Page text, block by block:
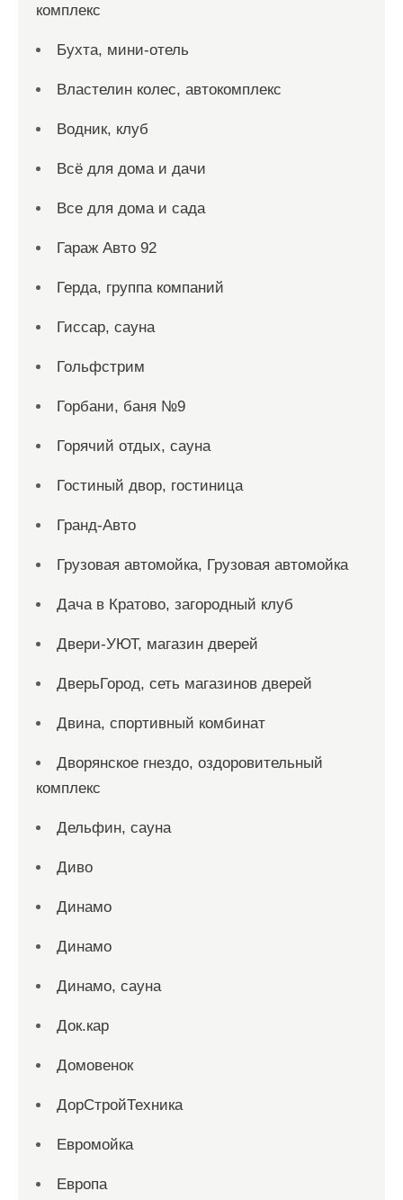
комплекс
Бухта, мини-отель
Властелин колес, автокомплекс
Водник, клуб
Всё для дома и дачи
Все для дома и сада
Гараж Авто 92
Герда, группа компаний
Гиссар, сауна
Гольфстрим
Горбани, баня №9
Горячий отдых, сауна
Гостиный двор, гостиница
Гранд-Авто
Грузовая автомойка, Грузовая автомойка
Дача в Кратово, загородный клуб
Двери-УЮТ, магазин дверей
ДверьГород, сеть магазинов дверей
Двина, спортивный комбинат
Дворянское гнездо, оздоровительный
комплекс
Дельфин, сауна
Диво
Динамо
Динамо
Динамо, сауна
Док.кар
Домовенок
ДорСтройТехника
Евромойка
Европа